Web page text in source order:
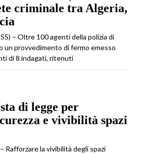
criminale tra Algeria,
– Oltre 100 agenti della polizia di
un provvedimento di fermo emesso
di 8 indagati, ritenuti
di legge per
e vivibilità spazi
Rafforzare la vivibilità degli spazi